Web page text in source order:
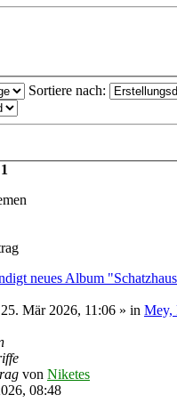
Sortiere nach:
1
neues Album
Mär 2026, 11:06 » in Mey,
von Niketes
08:48